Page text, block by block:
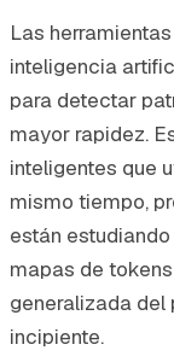
Las
inteligencia
para detectar
mayor rapidez.
inteligentes que
mismo tiempo,
están
mapas de
generalizada del
incipiente.